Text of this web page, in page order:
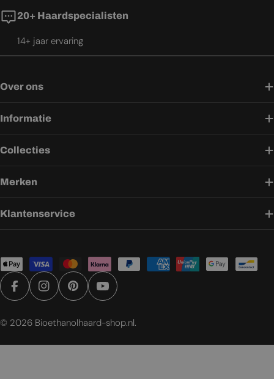
20+ Haardspecialisten
14+ jaar ervaring
Over ons
Informatie
Collecties
Merken
Klantenservice
Betaalmethoden
FacebookInstagramPinterestYouTube
© 2026 Bioethanolhaard-shop.nl.